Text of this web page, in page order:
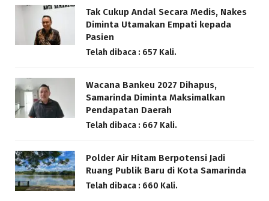
Tak Cukup Andal Secara Medis, Nakes
Diminta Utamakan Empati kepada
Pasien
Telah dibaca : 657 Kali.
Wacana Bankeu 2027 Dihapus,
Samarinda Diminta Maksimalkan
Pendapatan Daerah
Telah dibaca : 667 Kali.
Polder Air Hitam Berpotensi Jadi
Ruang Publik Baru di Kota Samarinda
Telah dibaca : 660 Kali.